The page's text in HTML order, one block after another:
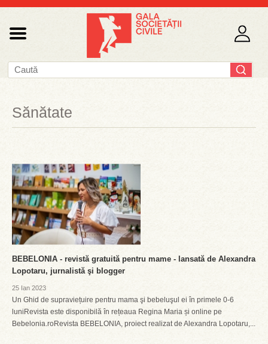
Sănătate
BEBELONIA - revistă gratuită pentru mame - lansată de Alexandra
Lopotaru, jurnalistă şi blogger
25 Ian 2023
Un Ghid de supraviețuire pentru mama şi bebeluşul ei în primele 0-6
luniRevista este disponibilă în rețeaua Regina Maria și online pe
Bebelonia.roRevista BEBELONIA, proiect realizat de Alexandra Lopotaru,...